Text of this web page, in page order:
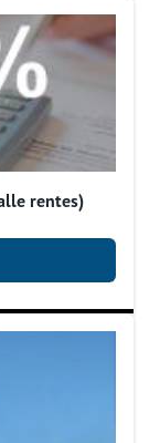
rentes)